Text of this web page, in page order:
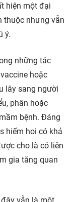
hiện một đại
thuộc nhưng vẫn
ý.
những tác
hoặc
lây sang người
phân hoặc
bệnh. Đáng
hiếm hoi có khả
cho là có liên
gia tăng quan
vẫn là một